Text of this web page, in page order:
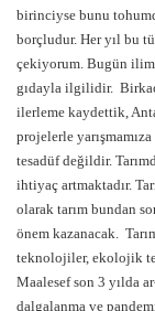
birinciyse bunu
borçludur. Her yıl bu
çekiyorum. Bugün
gıdayla ilgilidir.
ilerleme kaydettik,
projelerle
tesadüf değildir.
ihtiyaç artmaktadır.
olarak tarım bundan
önem kazanacak.
teknolojiler, ekolojik
Maalesef son 3 yılda
dalgalanma ve